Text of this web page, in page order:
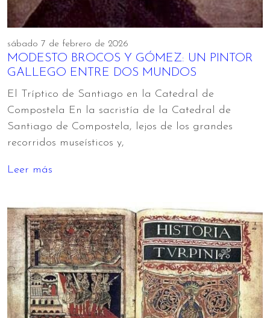
sábado 7 de febrero de 2026
MODESTO BROCOS Y GÓMEZ: UN PINTOR
GALLEGO ENTRE DOS MUNDOS
El Tríptico de Santiago en la Catedral de
Compostela En la sacristía de la Catedral de
Santiago de Compostela, lejos de los grandes
recorridos museísticos y,
Leer más